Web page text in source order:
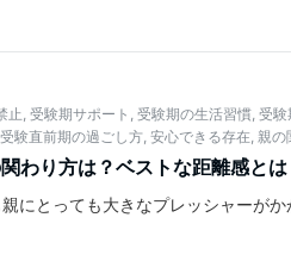
止,受験期サポート ,受験期の生活習慣,受験
受験直前期の過ごし方,安心できる存在,親の
わり方は？ベストな距離感とは
にとっても大きなプレッシャーがか